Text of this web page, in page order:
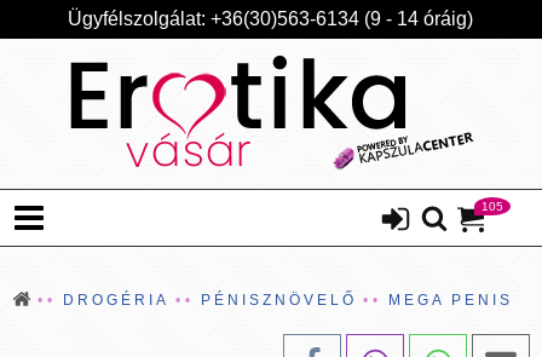
Ügyfélszolgálat: +36(30)563-6134 (9 - 14 óráig)
105
DROGÉRIA PÉNISZNÖVELŐ MEGA PENIS